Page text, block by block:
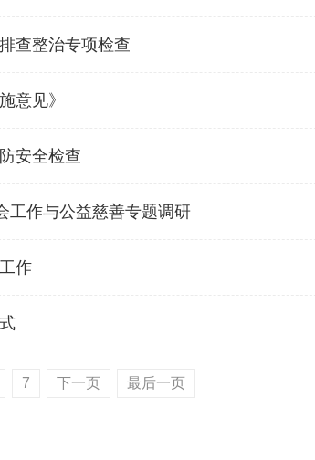
查整治专项检查
意见》
安全检查
工作与公益慈善专题调研
作
7 下一页 最后一页